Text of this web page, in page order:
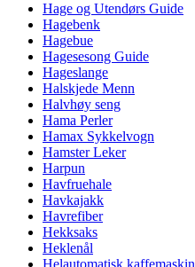
Hage og Utendørs Guide
Hagebenk
Hagebue
Hagesesong Guide
Hageslange
Halskjede Menn
Halvhøy seng
Hama Perler
Hamax Sykkelvogn
Hamster Leker
Harpun
Havfruehale
Havkajakk
Havrefiber
Hekksaks
Heklenål
Helautomatisk kaffemaskin